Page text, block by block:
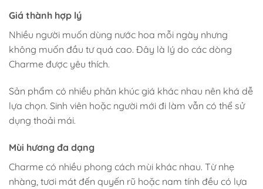
Giá thành hợp lý
Nhiều người muốn dùng nước hoa mỗi ngày nhưng
không muốn đầu tư quá cao. Đây là lý do các dòng
Charme được yêu thích.
Sản phẩm có nhiều phân khúc giá khác nhau nên khá dễ
lựa chọn. Sinh viên hoặc người mới đi làm vẫn có thể sử
dụng thoải mái.
Mùi hương đa dạng
Charme có nhiều phong cách mùi khác nhau. Từ nhẹ
nhàng, tươi mát đến quyến rũ hoặc nam tính đều có lựa